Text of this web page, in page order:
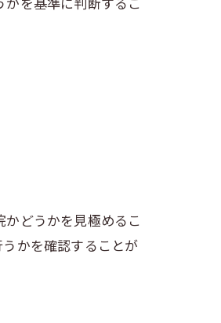
どうかを見極めるこ
かを確認することが